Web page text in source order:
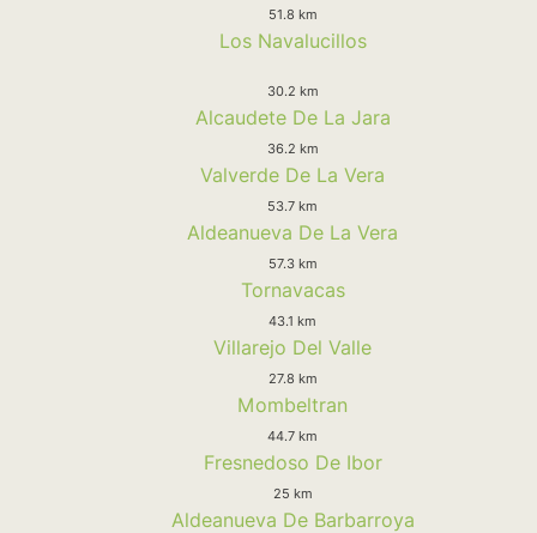
51.8 km
Los Navalucillos
30.2 km
Alcaudete De La Jara
36.2 km
Valverde De La Vera
53.7 km
Aldeanueva De La Vera
57.3 km
Tornavacas
43.1 km
Villarejo Del Valle
27.8 km
Mombeltran
44.7 km
Fresnedoso De Ibor
25 km
Aldeanueva De Barbarroya